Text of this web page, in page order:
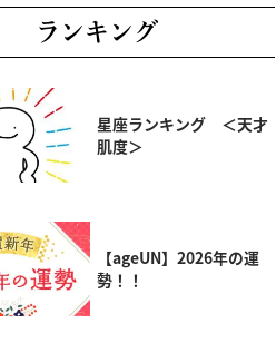
ランキング
星座ランキング ＜天才
肌度＞
【ageUN】2026年の運
勢！！